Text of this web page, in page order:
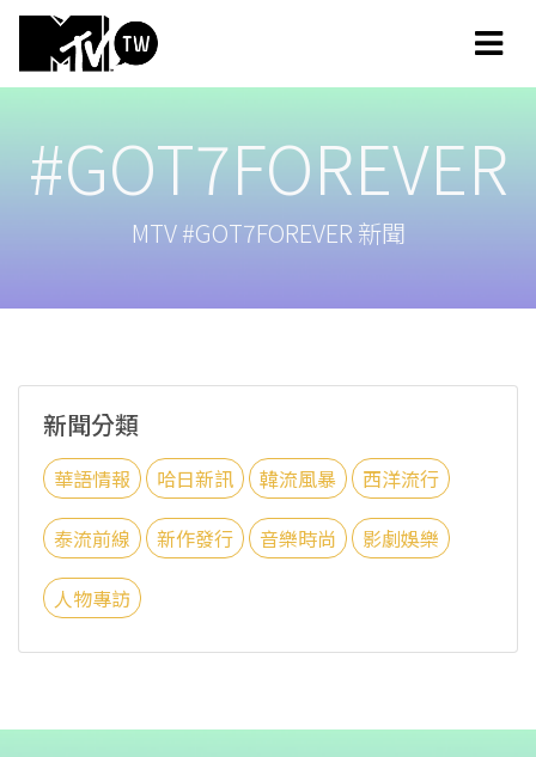
#GOT7FOREVER
MTV #GOT7FOREVER 新聞
新聞分類
華語情報 哈日新訊 韓流風暴 西洋流行
泰流前線 新作發行 音樂時尚 影劇娛樂
人物專訪